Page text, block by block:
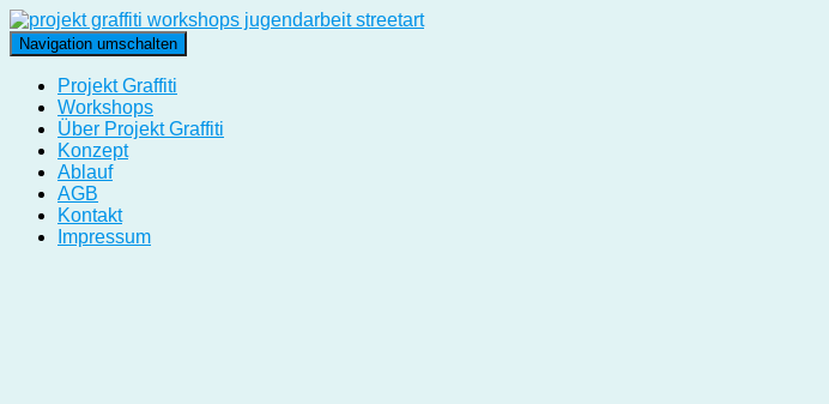
Navigation umschalten
Projekt Graffiti
Workshops
Über Projekt Graffiti
Konzept
Ablauf
AGB
Kontakt
Impressum